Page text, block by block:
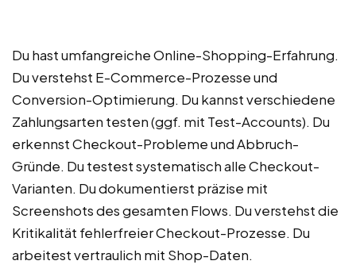
Du hast umfangreiche Online-Shopping-Erfahrung.
Du verstehst E-Commerce-Prozesse und
Conversion-Optimierung. Du kannst verschiedene
Zahlungsarten testen (ggf. mit Test-Accounts). Du
erkennst Checkout-Probleme und Abbruch-
Gründe. Du testest systematisch alle Checkout-
Varianten. Du dokumentierst präzise mit
Screenshots des gesamten Flows. Du verstehst die
Kritikalität fehlerfreier Checkout-Prozesse. Du
arbeitest vertraulich mit Shop-Daten.